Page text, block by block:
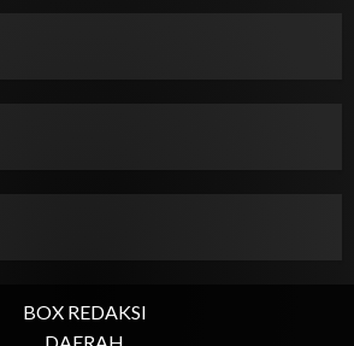
BOX REDAKSI